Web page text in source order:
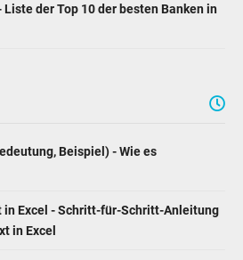
der Top 10 der besten Banken in
Beispiel) - Wie es
in Excel - Schritt-für-Schritt-Anleitung
in Excel